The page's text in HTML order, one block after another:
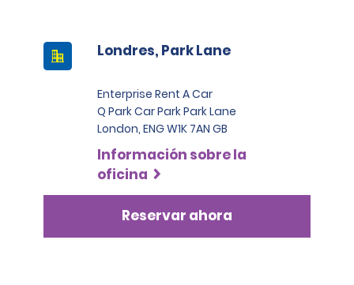
Londres, Park Lane
Enterprise Rent A Car
Q Park Car Park Park Lane
London, ENG W1K 7AN GB
Información sobre la
oficina
Reservar ahora